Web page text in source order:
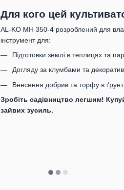
Для кого цей
AL-KO MH 350-4 розроблений для
інструмент для:
Підготовки землі в теплицях та
Догляду за клумбами та
Внесення добрив та торфу в ґрунт.
Зробіть садівництво легшим!
зайвих зусиль.